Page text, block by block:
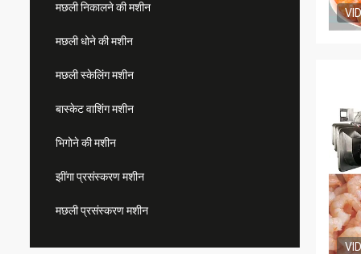
मछली निकालने की मशीन
मछली धोने की मशीन
मछली स्केलिंग मशीन
बास्केट वाशिंग मशीन
भिगोने की मशीन
झींगा प्रसंस्करण मशीन
मछली प्रसंस्करण मशीन